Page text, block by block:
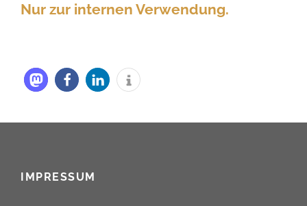
Nur zur internen Verwendung.
IMPRESSUM